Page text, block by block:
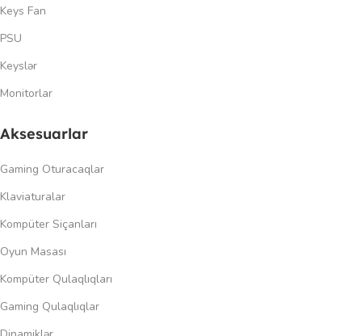
Keys Fan
PSU
Keyslər
Monitorlar
Aksesuarlar
Gaming Oturacaqlar
Klaviaturalar
Kompüter Siçanları
Oyun Masası
Kompüter Qulaqlıqları
Gaming Qulaqlıqlar